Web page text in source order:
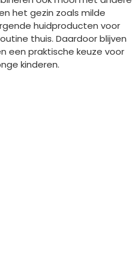
het gezin zoals milde
huidproducten voor
thuis. Daardoor blijven
een praktische keuze voor
kinderen.